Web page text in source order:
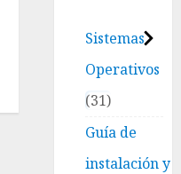
Sistemas
Operativos
31
Guía de
instalación y